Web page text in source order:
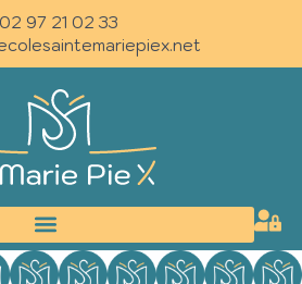
02 97 21 02 33